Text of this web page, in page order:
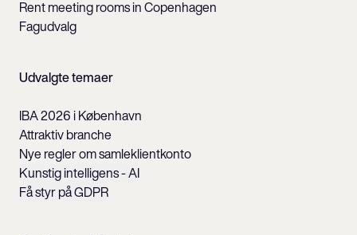
Rent meeting rooms in Copenhagen
Fagudvalg
Udvalgte temaer
IBA 2026 i København
Attraktiv branche
Nye regler om samleklientkonto
Kunstig intelligens - AI
Få styr på GDPR